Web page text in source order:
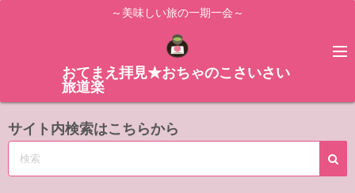
ス
ッ
～美味しい旅の一期一会～
おてまえ拝見★おちゃのこさいさい
旅道楽
サイト内検索はこちらから